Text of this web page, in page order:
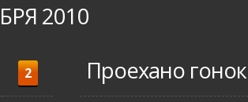
2010
2 Проехано гонок